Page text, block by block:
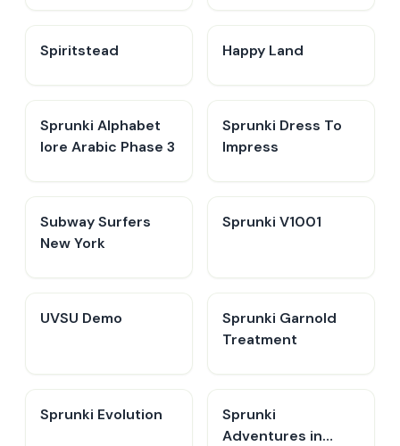
Spiritstead Happy Land
Sprunki Alphabet
lore Arabic Phase 3
Sprunki Dress To
Impress
Subway Surfers
New York
Sprunki V1001
UVSU Demo
Sprunki Garnold
Treatment
Sprunki Evolution
Sprunki
Adventures in